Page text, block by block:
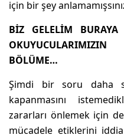
için bir şey
BİZ GELELİM
BÖLÜME…
Şimdi bir soru daha
kapanmasını
zararları önlemek için
mücadele etiklerini